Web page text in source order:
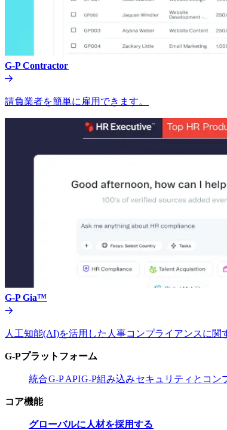
G-P Contractor​​
請負業者を簡単に雇用できます。​​
G-P Gia™​​
人工知能(AI)を活用した人事コンプライアンスに関
G-Pプラットフォーム​​
統合​​G-P API​​G-P組み込み​​セキュリティとコン
コア機能​​
グローバルに人材を採用する​​